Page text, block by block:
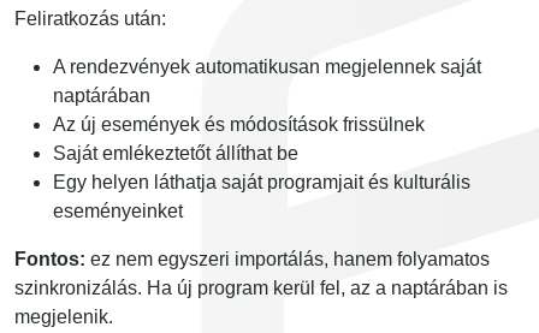
Feliratkozás után:
A rendezvények automatikusan megjelennek saját
naptárában
Az új események és módosítások frissülnek
Saját emlékeztetőt állíthat be
Egy helyen láthatja saját programjait és kulturális
eseményeinket
Fontos: ez nem egyszeri importálás, hanem folyamatos
szinkronizálás. Ha új program kerül fel, az a naptárában is
megjelenik.